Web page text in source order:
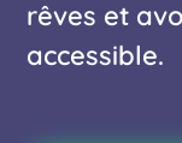
rêves et
accessible.